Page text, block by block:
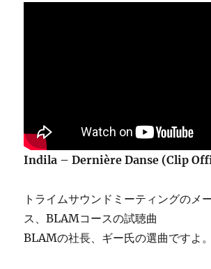
Indila – Dernière Danse (Clip
トライムサウンドミーティングのメ
ス、BLAMコースの試聴曲
BLAMの社長、ギー氏の選曲ですよ。